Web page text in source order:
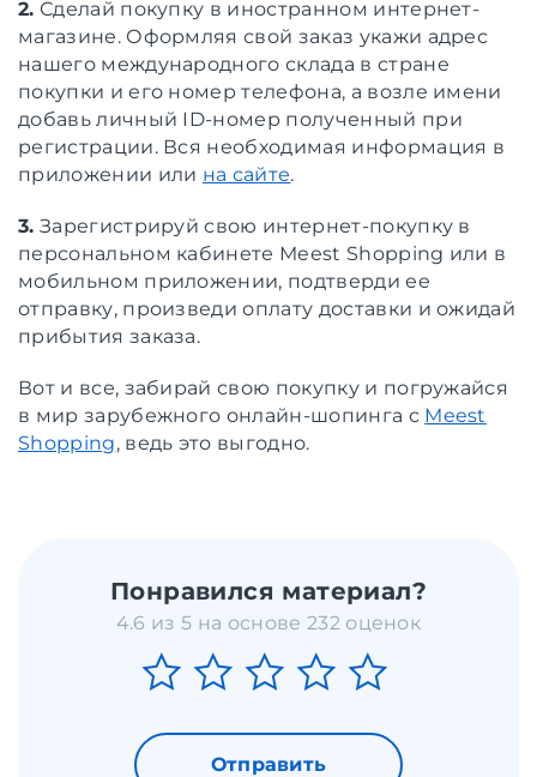
2. Сделай покупку в иностранном интернет-
магазине. Оформляя свой заказ укажи адрес
нашего международного склада в стране
покупки и его номер телефона, а возле имени
добавь личный ID-номер полученный при
регистрации. Вся необходимая информация в
приложении или на сайте.
3. Зарегистрируй свою интернет-покупку в
персональном кабинете Meest Shopping или в
мобильном приложении, подтверди ее
отправку, произведи оплату доставки и ожидай
прибытия заказа.
Вот и все, забирай свою покупку и погружайся
в мир зарубежного онлайн-шопинга с Meest
Shopping, ведь это выгодно.
Понравился материал?
4.6 из 5 на основе 232 оценок
Отправить